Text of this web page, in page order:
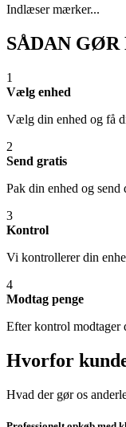
Indlæser mærker...
SÅDAN GØR
1
Vælg enhed
Vælg din enhed og få
2
Send gratis
Pak din enhed og send
3
Kontrol
Vi kontrollerer din
4
Modtag penge
Efter kontrol modtager
Hvorfor
Hvad der gør os